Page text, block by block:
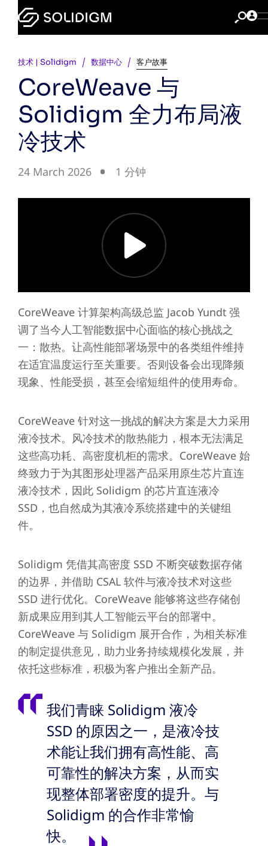
技术 | Solidigm 数据中心 客户故事
CoreWeave 与
Solidigm 全力布局液
冷技术
24 March 2026 1 分钟
CoreWeave 计算架构高级总监 Jacob Yundt 强
调了当今人工智能数据中心面临的核心挑战之
一：散热。让高性能部署场景中的各类组件维持
在适宜温度运行至关重要。否则设备会出现降频
现象、性能受损，甚至会缩短组件的使用寿命。
CoreWeave 针对这一挑战的解决方案是大力采用
液冷技术。风冷技术的散热能力，根本无法满足
这些高功耗、高密度机柜的需求。CoreWeave 始
终致力于为其图形处理器产品采用原生芯片直连
液冷技术，因此 Solidigm 的芯片直连液冷
SSD，也自然成为其液冷系统搭建中的关键组
件。
Solidigm 凭借其高密度 SSD 不断突破数据存储
的边界，并借助 CSAL 软件与液冷技术对这些
SSD 进行优化。CoreWeave 能够将这些存储创
新成果应用到其人工智能云平台的部署中。
CoreWeave 与 Solidigm 展开合作，为相关标准
的制定提供意见，助力业务持续规模化发展，并
依托这些标准，积极为客户推出全新产品。
我们青睐 Solidigm 液冷
SSD 的原因之一，是液冷技
术能让我们拥有高性能、高
可靠性的解决方案，从而实
现整体部署密度的提升。与
Solidigm 的合作非常愉
快。